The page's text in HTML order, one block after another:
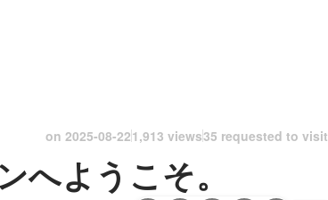
on 2025-08-221,913 views35 requested to visit
へようこそ。